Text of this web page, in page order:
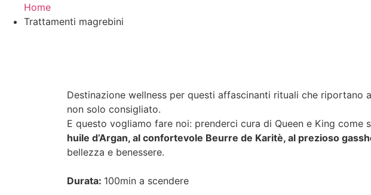
Home
Trattamenti magrebini
Destinazione wellness per questi affascinanti rituali che
non solo consigliato.
E questo vogliamo fare noi: prenderci cura di Queen e King come
huile d’Argan, al confortevole Beurre de Karitè, al prezioso
bellezza e benessere.
Durata: 100min a scendere